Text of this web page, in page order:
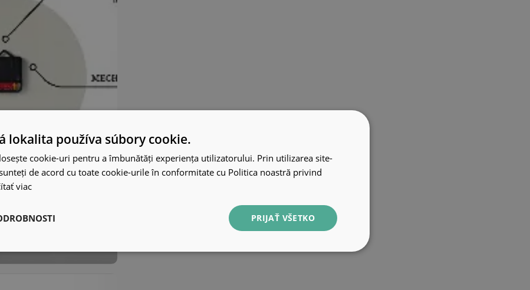
lokalita používa súbory cookie.
cookie-uri pentru a îmbunătăți experiența utilizatorului. Prin utilizarea site-
de acord cu toate cookie-urile în conformitate cu Politica noastră privind
viac
PRIJAŤ VŠETKO